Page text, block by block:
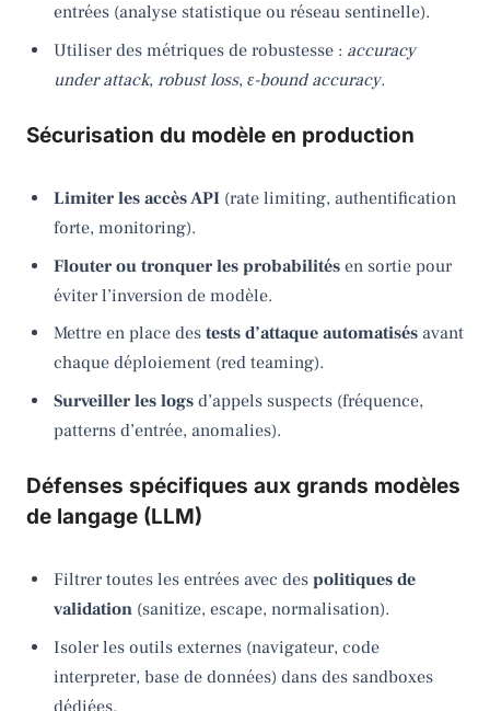
entrées (analyse statistique ou réseau sentinelle).
Utiliser des métriques de robustesse : accuracy
under attack, robust loss, ε-bound accuracy.
Sécurisation du modèle en production
Limiter les accès API(rate limiting, authentification
forte, monitoring).
Flouter ou tronquer les probabilitésen sortie pour
éviter l’inversion de modèle.
Mettre en place des tests d’attaque automatisésavant
chaque déploiement (red teaming).
Surveiller les logsd’appels suspects (fréquence,
patterns d’entrée, anomalies).
Défenses spécifiques aux grands modèles
de langage (LLM)
Filtrer toutes les entrées avec des politiques de
validation(sanitize, escape, normalisation).
Isoler les outils externes (navigateur, code
interpreter, base de données) dans des sandboxes
dédiées.